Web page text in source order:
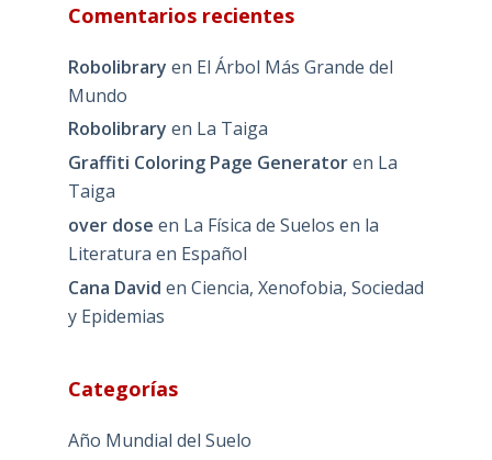
Comentarios recientes
Robolibrary en El Árbol Más Grande del
Mundo
Robolibrary en La Taiga
Graffiti Coloring Page Generatoren La
Taiga
over dose en La Física de Suelos en la
Literatura en Español
Cana David en Ciencia, Xenofobia, Sociedad
y Epidemias
Categorías
Año Mundial del Suelo